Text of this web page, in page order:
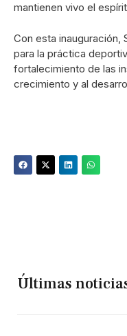
mantienen vivo el
Con esta inauguración,
para la práctica
fortalecimiento de las
crecimiento y al
Últimas